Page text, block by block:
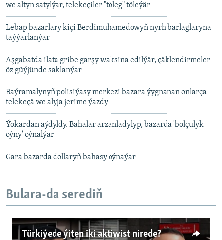
we altyn satylýar, telekeçiler "töleg" töleýär
Lebap bazarlary kiçi Berdimuhamedowyň nyrh barlaglaryna
taýýarlanýar
Aşgabatda ilata gribe garşy waksina edilýär, çäklendirmeler
öz güýjünde saklanýar
Baýramalynyň polisiýasy merkezi bazara ýygnanan onlarça
telekeçä we alyja jerime ýazdy
Ýokardan aýdyldy. Bahalar arzanladylyp, bazarda 'bolçulyk
oýny' oýnalýar
Gara bazarda dollaryň bahasy oýnaýar
Bulara-da serediň
Türkiýede ýiten iki aktiwist nirede?